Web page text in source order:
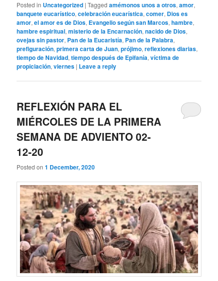
Posted in Uncategorized |Tagged amémonos unos a otros,amor,
banquete eucarístico,celebración eucarística,comer, Dios es
amor,el amor es de Dios, Evangelio según san Marcos,hambre,
hambre espiritual,misterio de la Encarnación,nacido de Dios,
ovejas sin pastor, Pan de la Eucaristía, Pan de la Palabra,
prefiguración,primera carta de Juan,prójimo,reflexiones diarias,
tiempo de Navidad,tiempo después de Epifanía,víctima de
propiciación,viernes | Leave a reply
REFLEXIÓN PARA EL
MIÉRCOLES DE LA PRIMERA
SEMANA DE ADVIENTO 02-
12-20
Posted on1 December, 2020